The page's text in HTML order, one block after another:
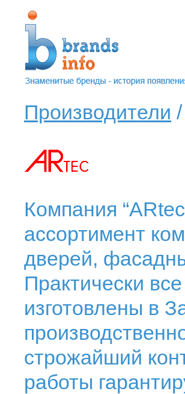
Производители
Компания
ассортимент
дверей,
Практически
изготовлены в
строжайший
работы